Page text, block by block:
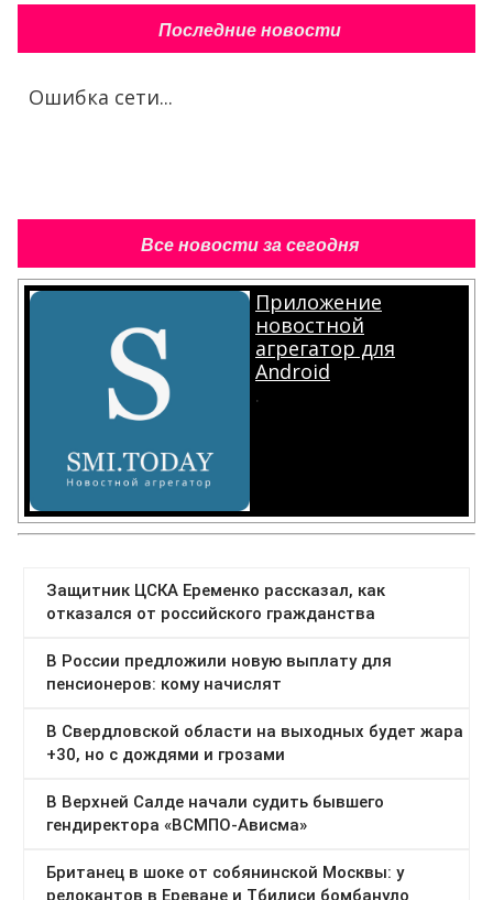
Последние новости
Ошибка сети...
Все новости за сегодня
Приложение
новостной
агрегатор для
Android
.